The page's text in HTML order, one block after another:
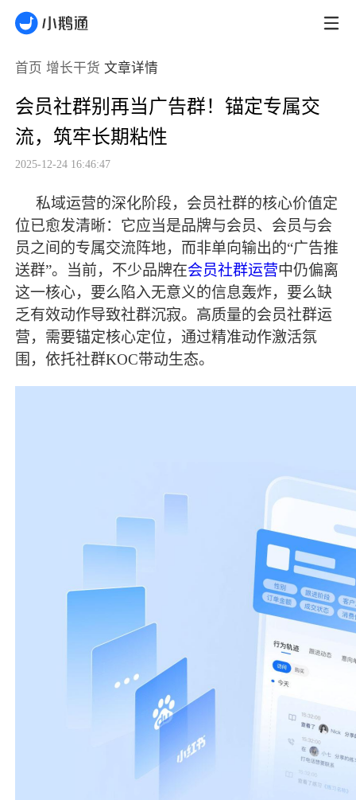
首页 增长干货 文章详情
会员社群别再当广告群！锚定专属交
流，筑牢长期粘性
2025-12-24 16:46:47
私域运营的深化阶段，会员社群的核心价值定
位已愈发清晰：它应当是品牌与会员、会员与会
员之间的专属交流阵地，而非单向输出的“广告推
送群”。当前，不少品牌在会员社群运营中仍偏离
这一核心，要么陷入无意义的信息轰炸，要么缺
乏有效动作导致社群沉寂。高质量的会员社群运
营，需要锚定核心定位，通过精准动作激活氛
围，依托社群KOC带动生态。